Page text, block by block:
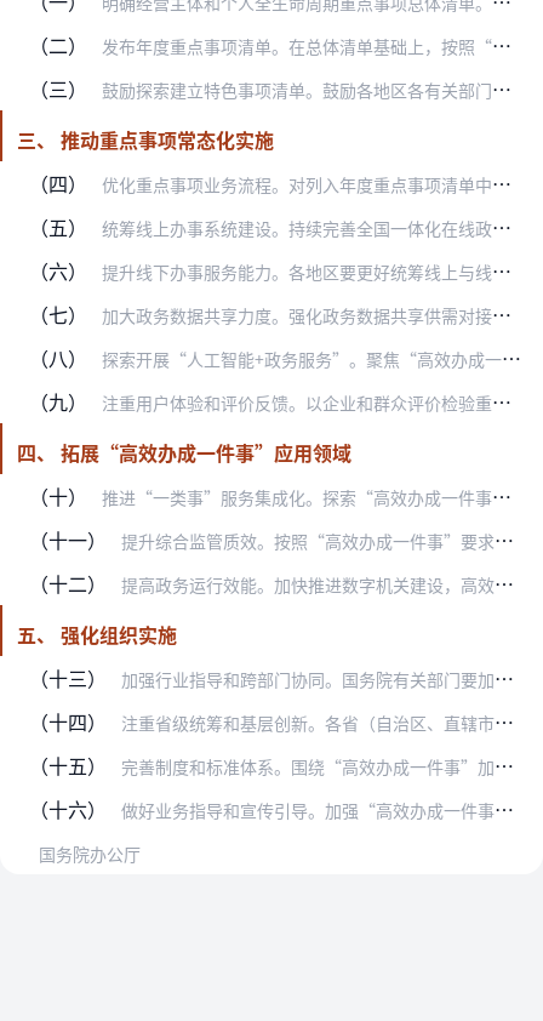
（二） 发布年度重点事项清单。在总体清单基础上，按照“成熟一批、发布一批”的原则分批发布年度重点事项清单，逐一明确牵头部门和配合部门，有序推进实施。各地区各有关部门依据…
（三） 鼓励探索建立特色事项清单。鼓励各地区各有关部门结合地域特色与行业特点，从企业和群众视角出发，聚焦高频事项，丰富拓展生活服务、产业扶持、工程建设、城市更新等领域应…
三、 推动重点事项常态化实施
（四）
优化重点事项业务流程。对列入年度重点事项清单中的具体事项，要统一事项名称、申请材料、受理条件、办理流程，优化申请表单、申报方式、审核程序、发证方式，进一步减环节…
（五） 统筹线上办事系统建设。持续完善全国一体化在线政务服务平台，强化有关业务系统集约整合和互联互通，提高安全防护能力水平，更好支撑重点事项落地实施。各地区要加强统筹，…
（六） 提升线下办事服务能力。各地区要更好统筹线上与线下，因地制宜保留必要的线下服务渠道，推动重点事项进驻对应行使层级的政务服务大厅或适宜的公共服务场所，做好“一件事”…
（七） 加大政务数据共享力度。强化政务数据共享供需对接，各地区结合具体应用场景精准提出需求，国务院有关部门优化审核流程，提升数据供给质量，提高响应速度和效率，更好支撑重…
（八） 探索开展“人工智能+政务服务”。聚焦“高效办成一件事”应用场景，强化统筹规划，在确保安全的前提下稳妥有序推进人工智能大模型等新技术在政务服务领域应用，为企业和群…
（九） 注重用户体验和评价反馈。以企业和群众评价检验重点事项落地实效，健全问题发现、成效验证、迭代优化的闭环管理机制。充分利用政务服务“好差评”系统、“办不成事”反映窗…
四、 拓展“高效办成一件事”应用领域
（十）
推进“一类事”服务集成化。探索“高效办成一件事”向“高效办成一类事”拓展，开展特定人群、产业链发展等“一类事”集成服务。优化惠企政策制定、发布、受理、审核、兑现…
（十一） 提升综合监管质效。按照“高效办成一件事”要求，推动审批服务、监管执法和信用管理协同联动，深化预防提醒、合规指引等服务，探索智慧监管、无感监管等新型监管方式。聚焦…
（十二） 提高政务运行效能。加快推进数字机关建设，高效办理公文运转、会议筹备、督查督办等机关办公服务事项，拓展动态监测、统计分析、趋势研判、效果评估、风险防控等辅助决策服…
五、 强化组织实施
（十三）
加强行业指导和跨部门协同。国务院有关部门要加强本行业本领域重点事项统筹协调，明确业务规范、系统对接、数据共享等职责分工，强化条块联动，配合解决各地区面临的难点堵…
（十四） 注重省级统筹和基层创新。各省（自治区、直辖市）人民政府要统筹推进本地区“高效办成一件事”工作，明确部门分工，加强综合协调，强化跟踪督办和创新激励。政务服务管理部…
（十五） 完善制度和标准体系。围绕“高效办成一件事”加强政务服务制度建设，及时制修订相关行政法规、规章和行政规范性文件，持续推进依法高效办事。完善政务服务标准体系，制定“…
（十六）
做好业务指导和宣传引导。加强“高效办成一件事”业务培训，提升工作人员服务意识和水平。及时总结有益经验做法，强化交流推广，推动“一地创新、多地复用”。通过政府网站…
国务院办公厅